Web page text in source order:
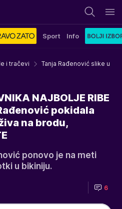
Sport Info
i tračevi
Tanja Rađenović slike u
NAJBOLJE RIBE
pokidala
na brodu,
ponovo je na meti
u bikiniju.
6